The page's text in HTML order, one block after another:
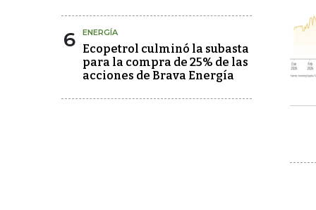
6 ENERGÍA
Ecopetrol culminó la subasta
para la compra de 25% de las
acciones de Brava Energía